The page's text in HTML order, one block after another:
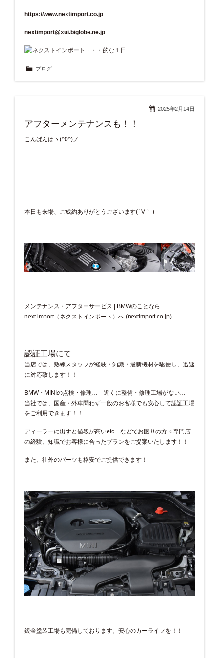
https://www.nextimport.co.jp
nextimport@xui.biglobe.ne.jp
ブログ
2025年2月14日
アフターメンテナンスも！！
こんばんはヽ(^0^)ノ
本日も来場、ご成約ありがとうございます( ´∀｀ )
メンテナンス・アフターサービス | BMWのことなら
next.import（ネクストインポート）へ (nextimport.co.jp)
認証工場にて
当店では、熟練スタッフが経験・知識・最新機材を駆使し、迅速
に対応致します！！
BMW・MINIの点検・修理… 近くに整備・修理工場がない…
当社では、国産・外車問わず一般のお客様でも安心して認証工場
をご利用できます！！
ディーラーに出すと値段が高いetc…などでお困りの方々専門店
の経験、知識でお客様に合ったプランをご提案いたします！！
また、社外のパーツも格安でご提供できます！
鈑金塗装工場も完備しております。安心のカーライフを！！